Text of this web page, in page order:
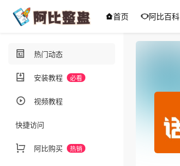
首页 阿比百科
热门动态
安装教程 必看
视频教程
快捷访问
阿比购买 热销